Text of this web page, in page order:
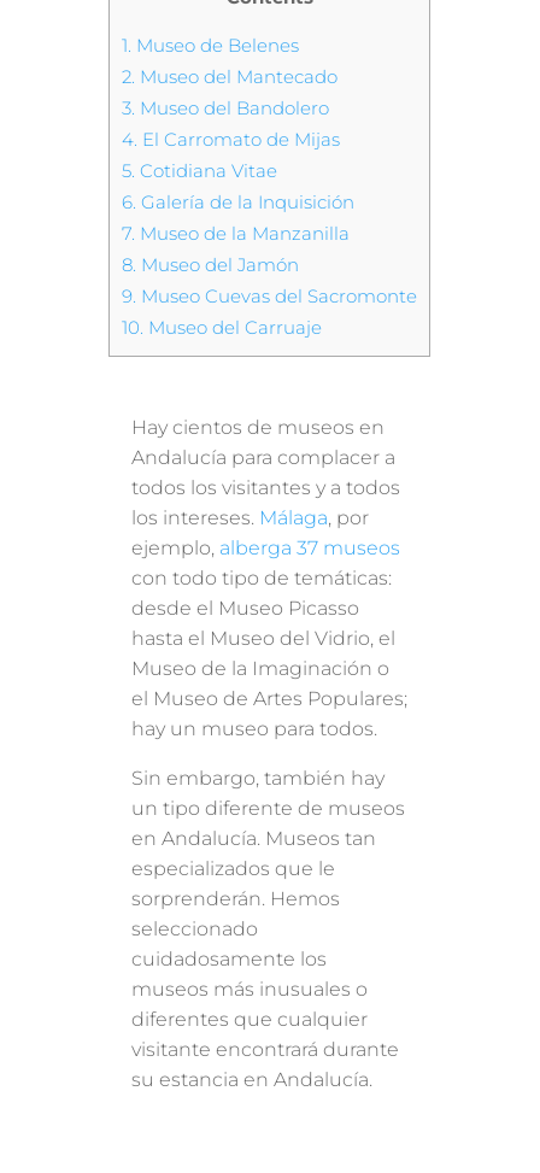
1. Museo de Belenes
2. Museo del Mantecado
3. Museo del Bandolero
4. El Carromato de Mijas
5. Cotidiana Vitae
6. Galería de la Inquisición
7. Museo de la Manzanilla
8. Museo del Jamón
9. Museo Cuevas del Sacromonte
10. Museo del Carruaje
Hay cientos de museos en
Andalucía para complacer a
todos los visitantes y a todos
los intereses. Málaga, por
ejemplo, alberga 37 museos
con todo tipo de temáticas:
desde el Museo Picasso
hasta el Museo del Vidrio, el
Museo de la Imaginación o
el Museo de Artes Populares;
hay un museo para todos.
Sin embargo, también hay
un tipo diferente de museos
en Andalucía. Museos tan
especializados que le
sorprenderán. Hemos
seleccionado
cuidadosamente los
museos más inusuales o
diferentes que cualquier
visitante encontrará durante
su estancia en Andalucía.